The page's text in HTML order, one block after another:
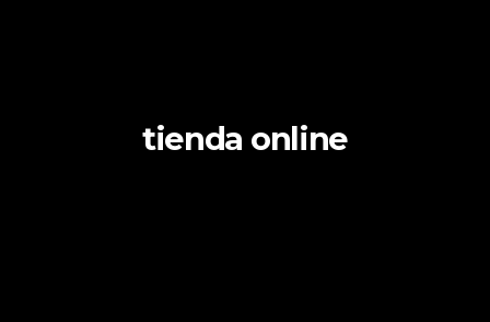
tienda online